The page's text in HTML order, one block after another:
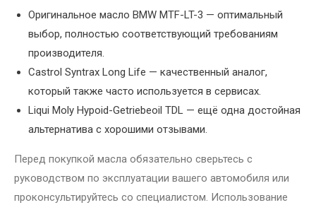
Оригинальное масло BMW MTF-LT-3 — оптимальный
выбор, полностью соответствующий требованиям
производителя.
Castrol Syntrax Long Life — качественный аналог,
который также часто используется в сервисах.
Liqui Moly Hypoid-Getriebeoil TDL — ещё одна достойная
альтернатива с хорошими отзывами.
Перед покупкой масла обязательно сверьтесь с
руководством по эксплуатации вашего автомобиля или
проконсультируйтесь со специалистом. Использование